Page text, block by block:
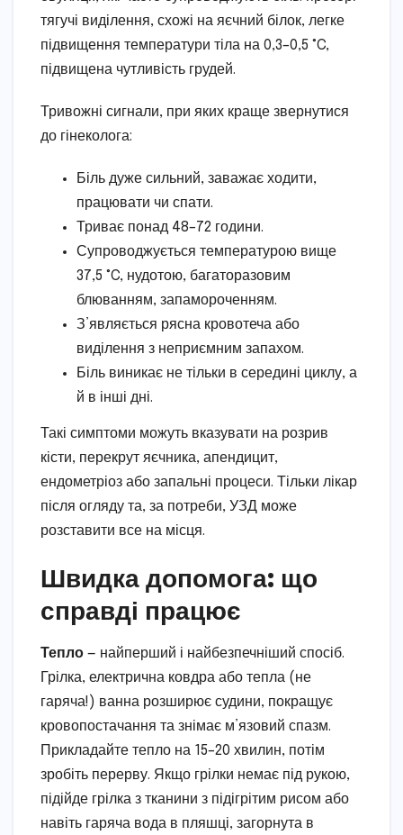
тягучі виділення, схожі на яєчний білок, легке
підвищення температури тіла на 0,3–0,5 °C,
підвищена чутливість грудей.
Тривожні сигнали, при яких краще звернутися
до гінеколога:
Біль дуже сильний, заважає ходити,
працювати чи спати.
Триває понад 48–72 години.
Супроводжується температурою вище
37,5 °C, нудотою, багаторазовим
блюванням, запамороченням.
З’являється рясна кровотеча або
виділення з неприємним запахом.
Біль виникає не тільки в середині циклу, а
й в інші дні.
Такі симптоми можуть вказувати на розрив
кісти, перекрут яєчника, апендицит,
ендометріоз або запальні процеси. Тільки лікар
після огляду та, за потреби, УЗД може
розставити все на місця.
Швидка допомога: що
справді працює
Тепло — найперший і найбезпечніший спосіб.
Грілка, електрична ковдра або тепла (не
гаряча!) ванна розширює судини, покращує
кровопостачання та знімає м’язовий спазм.
Прикладайте тепло на 15–20 хвилин, потім
зробіть перерву. Якщо грілки немає під рукою,
підійде грілка з тканини з підігрітим рисом або
навіть гаряча вода в пляшці, загорнута в